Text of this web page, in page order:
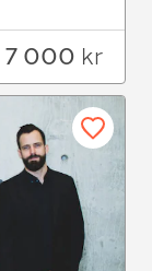
7 000 kr